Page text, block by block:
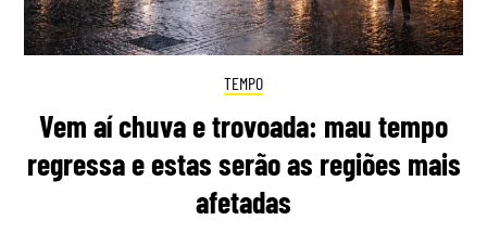
TEMPO
Vem aí chuva e trovoada: mau tempo
regressa e estas serão as regiões mais
afetadas